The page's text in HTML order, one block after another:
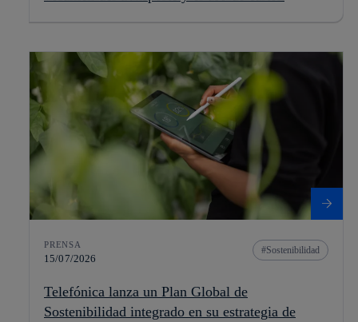
PRENSA
15/07/2026
Sostenibilidad
Telefónica lanza un Plan Global de
Sostenibilidad integrado en su estrategia de